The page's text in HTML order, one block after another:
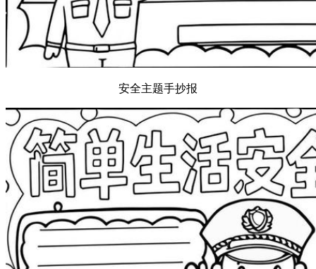
安全主题手抄报